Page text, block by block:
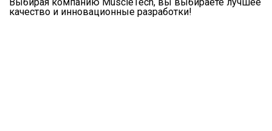
качество и инновационные разработки!